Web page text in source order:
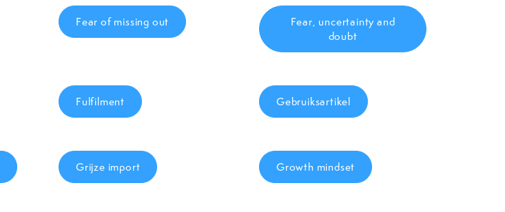
Fear of missing out
Fear, uncertainty and
doubt
Fulfilment Gebruiksartikel
Grijze import Growth mindset